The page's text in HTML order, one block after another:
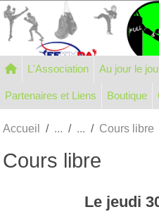
L'Association Au jour le
Partenaires et Liens Boutique
Accueil Cours libre
Cours libre
Le jeudi
Panneau de gestion des